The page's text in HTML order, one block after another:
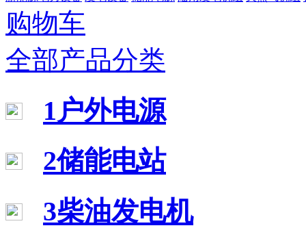
购物车
全部产品分类
1户外电源
2储能电站
3柴油发电机